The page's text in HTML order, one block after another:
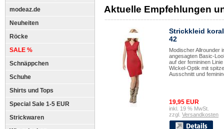
modeaz.de
Neuheiten
Röcke
SALE %
Schnäppchen
Schuhe
Shirts und Tops
Special Sale 1-5 EUR
Strickwaren
Aktuelle Empfehlungen
Strickkleid
42
Modischer Allrounder
angesagten Basic-
auf der femininen Linie
Wickel-Optik mit
Ausschnitt und
19,95 EUR
inkl. 19 % MwSt.
zzgl. Versandkosten